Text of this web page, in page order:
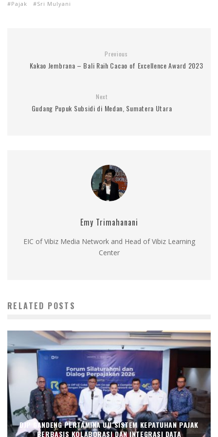
Pajak Sri Mulyani
Previous
Kakao Jembrana – Bali Raih Cacao of Excellence Award 2023
Next
Gudang Pupuk Subsidi di Medan, Sumatera Utara
Emy Trimahanani
EIC of Vibiz Media Network and Head of Vibiz Learning
Center
RELATED POSTS
DJP GANDENG PERTAMINA UJI SISTEM KEPATUHAN PAJAK
BERBASIS KOLABORASI DAN INTEGRASI DATA